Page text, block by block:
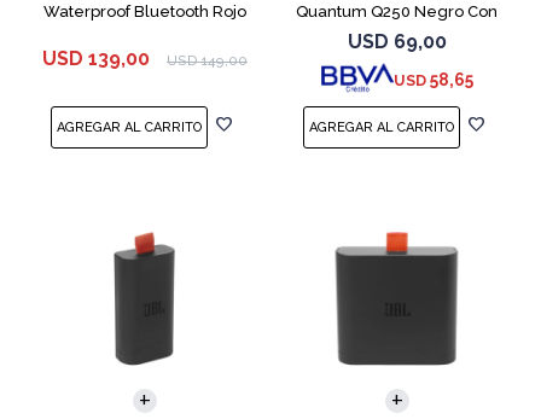
Waterproof Bluetooth Rojo
USD 139,00 USD 149,00
Quantum Q250 Negro Con
Micrófono
USD 69,00
USD 58,65